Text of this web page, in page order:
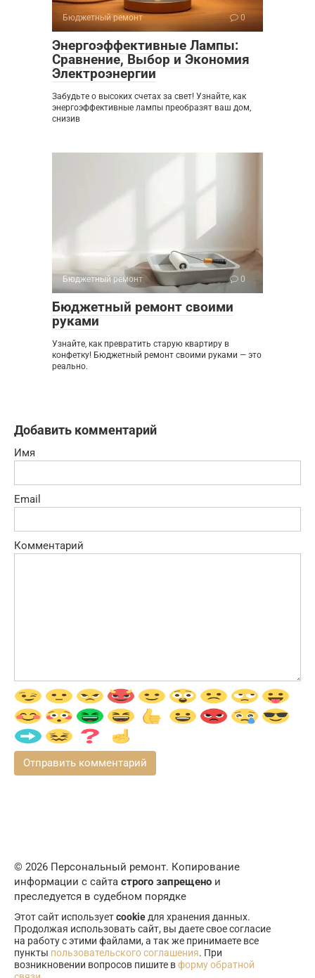
Бюджетный ремонт 0
Энергоэффективные Лампы:
Сравнение, Выбор и Экономия
Электроэнергии
Забудьте о высоких счетах за свет! Узнайте, как
энергоэффективные лампы преобразят ваш дом,
снизив
Бюджетный ремонт 0
Бюджетный ремонт своими
руками
Узнайте, как превратить старую квартиру в
конфетку! Бюджетный ремонт своими руками — это
реально.
Добавить комментарий
Имя
Email
Комментарий
© 2026 Персональный ремонт. Копирование
информации с сайта строго запрещено и
преследуется в судебном порядке
Этот сайт используетcookie для хранения данных.
Продолжая использовать сайт, вы даете свое согласие
на работу с этими файлами, а так же принимаете все
пункты пользовательского соглашения. При
возникновении вопросов пишите вформу обратной